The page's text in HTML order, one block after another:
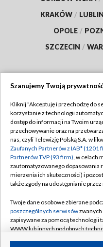
KRAKÓW / LUBLIN
OPOLE /
SZCZECIN /
Abonament TVP
Emisja w TVP
Centrum informacji TVP
Naziemna Telewizja
Rada Programowa
System NOS
Informacje o nadawcy
Szanujemy Twoją
Kliknij "Akceptuję i przechodzę do
korzystanie z technologii
dostęp do informacji na Twoim
przechowywanie oraz na
nas, czyli Telewizję Polską S.A. w
Zaufanych Partnerów z IAB* (1201
Partnerów TVP (93 firm), w celach
zautomatyzowanego dopasowania
mierzenia ich skuteczności) i
także zgody na udostępnianie
Twoje dane osobowe zbierane
poszczególnych serwisów
zapisywane za pomocą technologii
WWW lub innych podobnych